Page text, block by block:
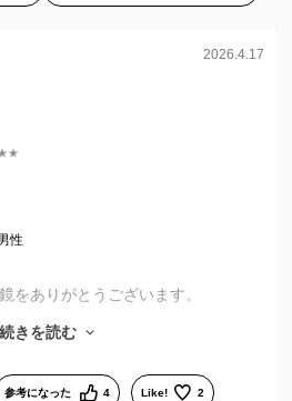
2026.4.17
性
をありがとうございます。
け取り、試着してみると、なんとま
続きを読む
参考になった 4 Like! 2